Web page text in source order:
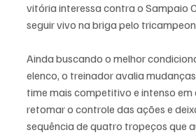
vitória interessa contra o Sampaio
seguir vivo na briga pelo
Ainda buscando o melhor
elenco, o treinador avalia
time mais competitivo e intenso em
retomar o controle das ações e
sequência de quatro tropeços que